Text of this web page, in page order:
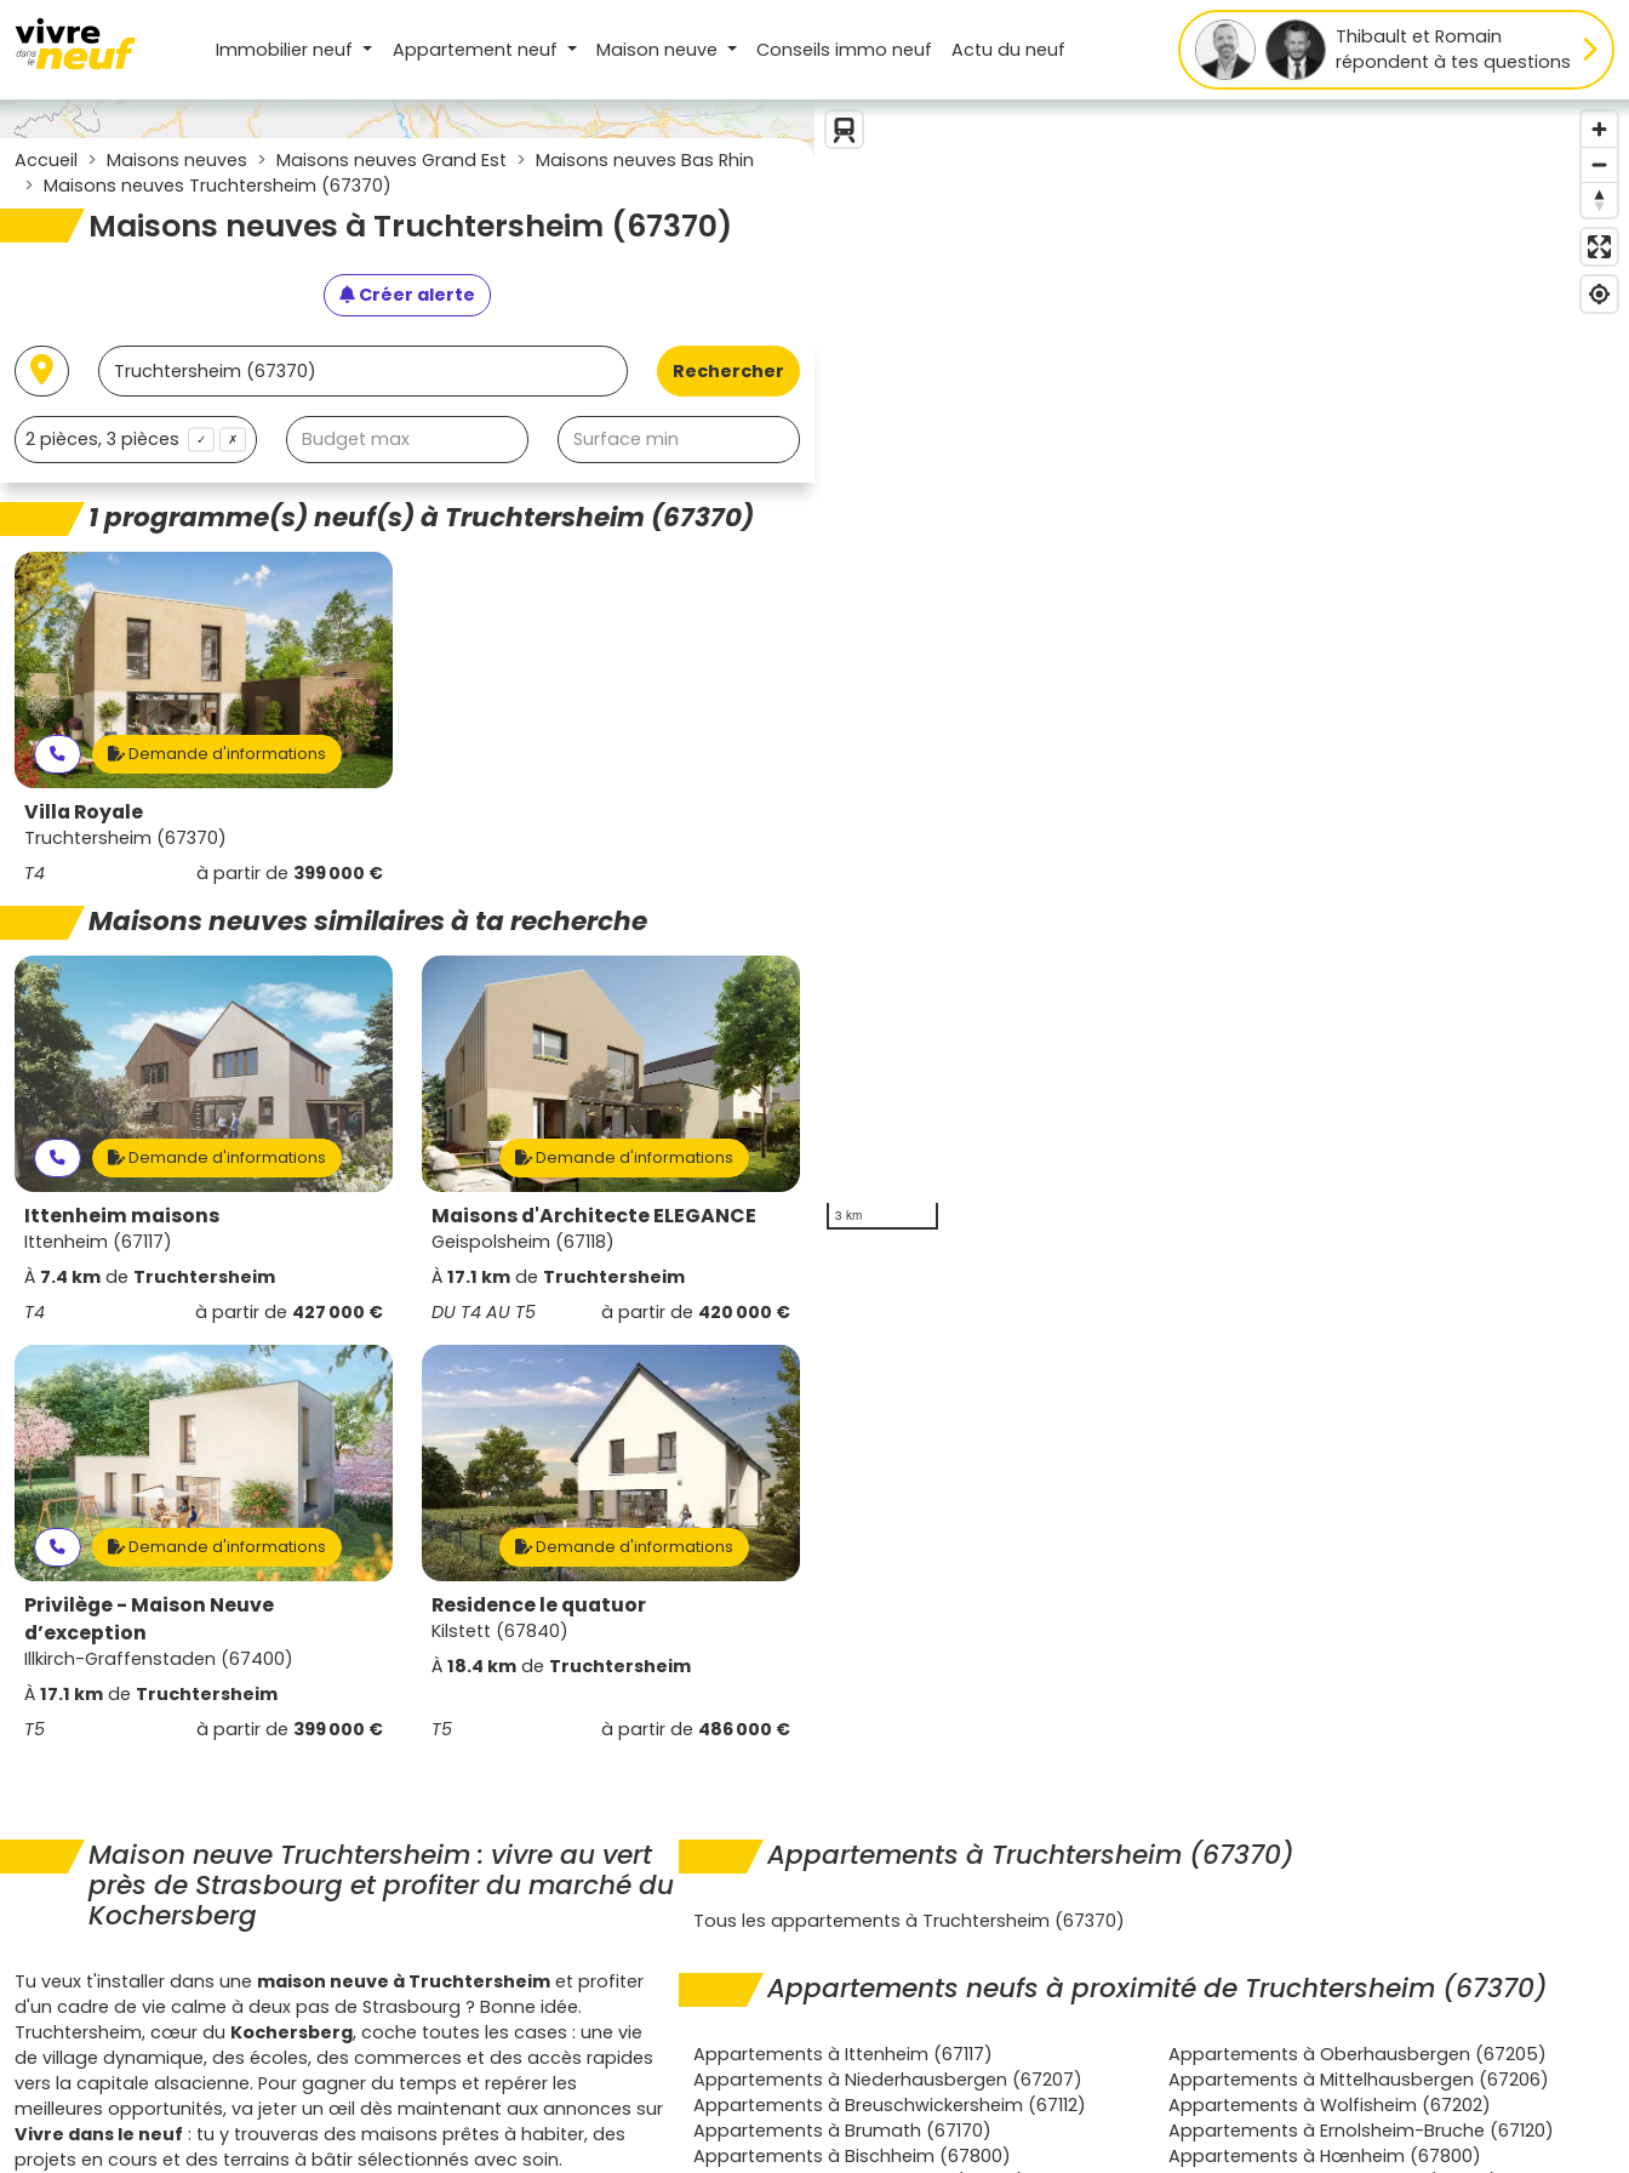
Immobilier neuf Appartement neuf Maison neuve Conseilsimmo neuf Actudu neuf
Thibault et Romain
répondent à tes questions
Accueil Maisons neuves Maisons neuves Grand Est
Maisons neuves Bas Rhin
Maisons neuves Truchtersheim (67370)
Maisons neuves à Truchtersheim (67370)
Créer alerte
Rechercher
✓ ✗
1 programme(s) neuf(s) à Truchtersheim (67370)
Demande d'informations
Villa Royale
Truchtersheim (67370)
T4
à partir de 399 000 €
Maisons neuves similaires à ta recherche
Demande d'informations
Ittenheim maisons
Ittenheim (67117)
À 7.4 km de Truchtersheim
T4
à partir de 427 000 €
Demande d'informations
Maisons d'Architecte ELEGANCE
Geispolsheim (67118)
À 17.1 km de Truchtersheim
DU T4 AU T5
à partir de 420 000 €
Demande d'informations
Privilège - Maison Neuve
d’exception
Illkirch-Graffenstaden (67400)
À 17.1 km de Truchtersheim
T5
à partir de 399 000 €
Demande d'informations
Residence le quatuor
Kilstett (67840)
À 18.4 km de Truchtersheim
T5 à partir de 486 000 €
3 km
Maison neuve Truchtersheim : vivre au vert
près de Strasbourg et profiter du marché du
Kochersberg
Tu veux t'installer dans une maison neuve à Truchtersheim et profiter
d'un cadre de vie calme à deux pas de Strasbourg ? Bonne idée.
Truchtersheim, cœur du Kochersberg, coche toutes les cases : une vie
de village dynamique, des écoles, des commerces et des accès rapides
vers la capitale alsacienne. Pour gagner du temps et repérer les
meilleures opportunités, va jeter un œil dès maintenant aux annonces sur
Vivre dans le neuf : tu y trouveras des maisons prêtes à habiter, des
projets en cours et des terrains à bâtir sélectionnés avec soin.
Appartements à Truchtersheim (67370)
Tous les appartements à Truchtersheim (67370)
Appartements neufs à proximité de Truchtersheim (67370)
Appartements à Ittenheim (67117)
Appartements à Oberhausbergen (67205)
Appartements à Niederhausbergen (67207)
Appartements à Mittelhausbergen (67206)
Appartements à Breuschwickersheim (67112)
Appartements à Wolfisheim (67202)
Appartements à Brumath (67170)
Appartements à Ernolsheim-Bruche (67120)
Appartements à Bischheim (67800)
Appartements à Hœnheim (67800)